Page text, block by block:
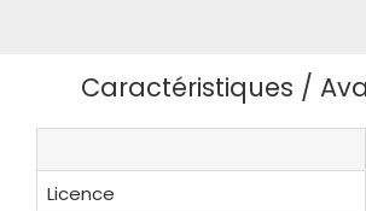
Caractéristiques /
Licence